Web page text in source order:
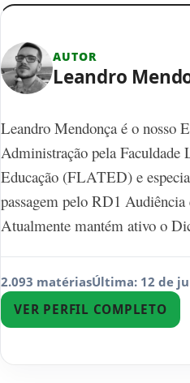
AUTOR
Leandro
Leandro Mendonça é o nosso
Administração pela Faculdade
Educação (FLATED) e
passagem pelo RD1
Atualmente mantém ativo o
2.093 matériasÚltima: 12 de
VER PERFIL COMPLETO